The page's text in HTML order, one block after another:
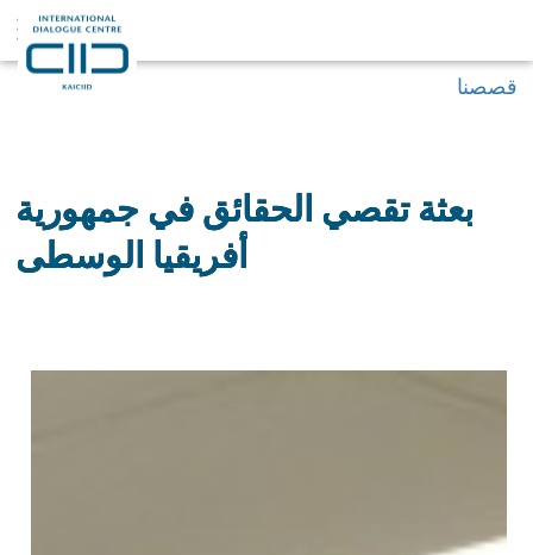
قصصنا
بعثة تقصي الحقائق في جمهورية
أفريقيا الوسطى